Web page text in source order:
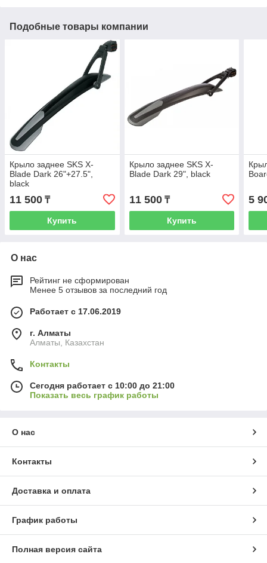
Подобные товары компании
Крыло заднее SKS X-
Blade Dark 26"+27.5",
black
11 500 ₸
Купить
Крыло заднее SKS X-
Blade Dark 29", black
11 500₸
Купить
5
О нас
Рейтинг не сформирован
Менее 5 отзывов за последний год
Работает с 17.06.2019
г. Алматы
Алматы, Казахстан
Контакты
Сегодня работает с 10:00 до 21:00
Показать весь график работы
О нас
Контакты
Доставка и оплата
График работы
Полная версия сайта